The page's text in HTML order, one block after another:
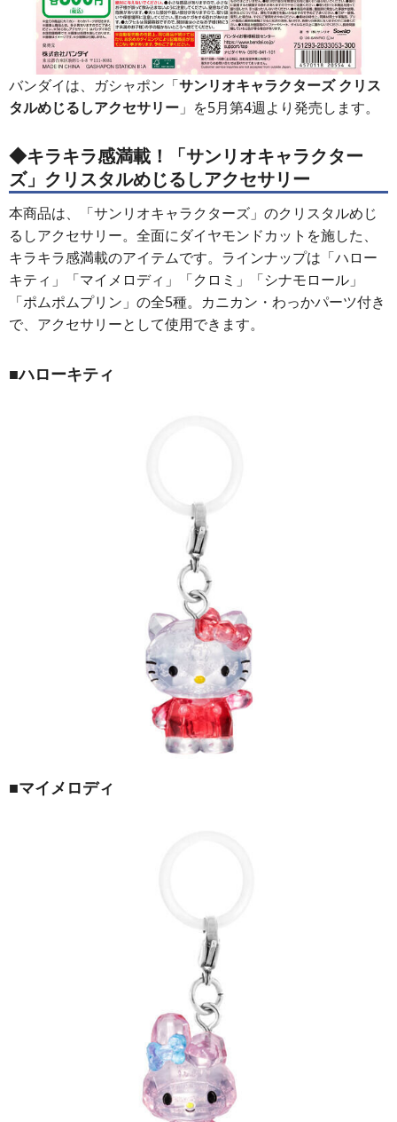
バンダイは、ガシャポン「サンリオキャラクターズ クリス
タルめじるしアクセサリー 」を5月第4週より発売します。
◆キラキラ感満載！「サンリオキャラクター
ズ」クリスタルめじるしアクセサリー
本商品は、「サンリオキャラクターズ」のクリスタルめじ
るしアクセサリー。全面にダイヤモンドカットを施した、
キラキラ感満載のアイテムです。ラインナップは「ハロー
キティ」「マイメロディ」「クロミ」「シナモロール」
「ポムポムプリン」の全5種。カニカン・わっかパーツ付き
で、アクセサリーとして使用できます。
■ハローキティ
■マイメロディ